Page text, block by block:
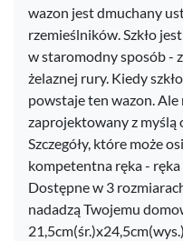
wazon jest dmuchany
rzemieślników. Szkło
w staromodny sposób -
żelaznej rury. Kiedy
powstaje ten wazon. Ale
zaprojektowany z myślą
Szczegóły, które może
kompetentna ręka -
Dostępne w 3
nadadzą Twojemu
21,5cm(śr.)x24,5cm(wys.)